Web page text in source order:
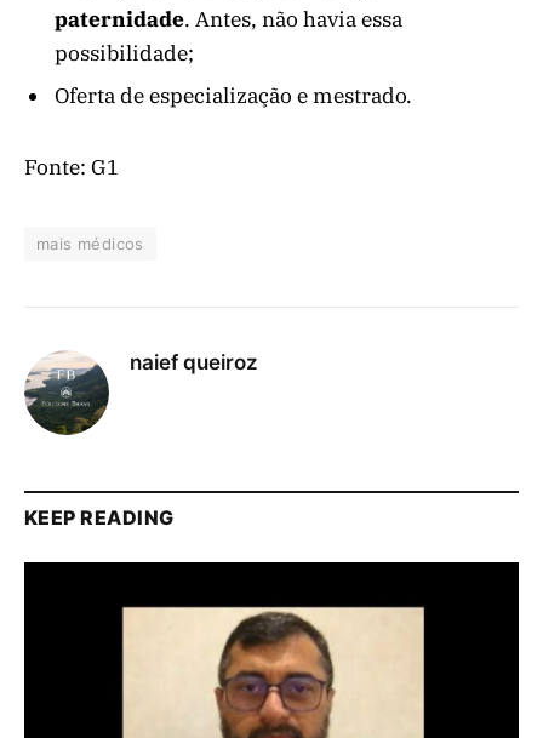
paternidade. Antes, não havia essa
possibilidade;
Oferta de especialização e mestrado.
Fonte: G1
mais médicos
naief queiroz
KEEP READING